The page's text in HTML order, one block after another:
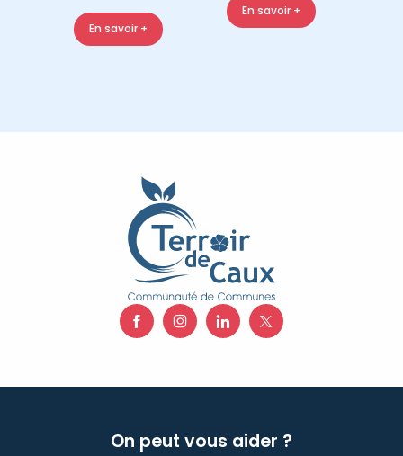
En savoir +
En savoir +
On peut vous aider ?